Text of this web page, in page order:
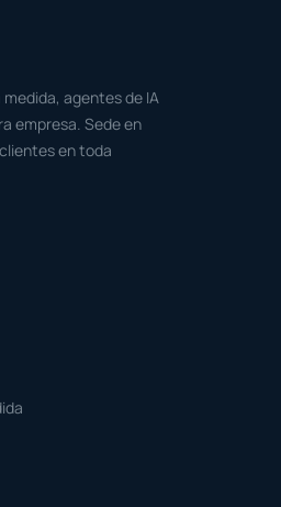
agentes de IA
empresa. Sede en
en toda